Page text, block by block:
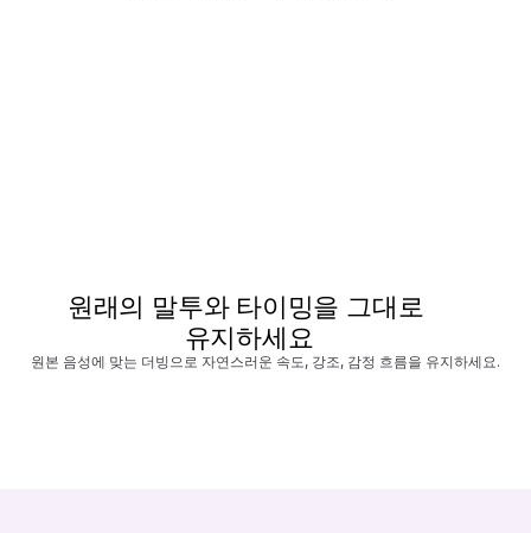
원래의 말투와 타이밍을 그대로
유지하세요
원본 음성에 맞는 더빙으로 자연스러운 속도, 강조, 감정 흐름을 유지하세요.